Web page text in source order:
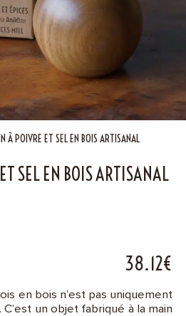
À POIVRE ET SEL EN BOIS ARTISANAL
SEL EN BOIS ARTISANAL
38.12€
en bois n’est pas uniquement
un objet fabriqué à la main